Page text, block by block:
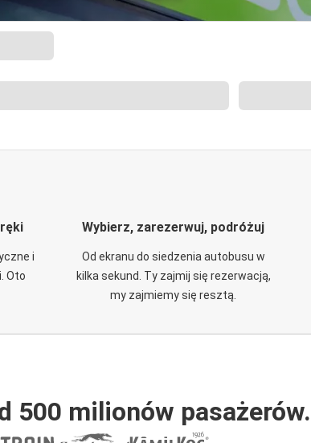
i
Oto
Wybierz, zarezerwuj, podróżuj
Od ekranu do siedzenia autobusu w
kilka sekund. Ty zajmij się rezerwacją,
my zajmiemy się resztą.
500 milionów pasażerów.